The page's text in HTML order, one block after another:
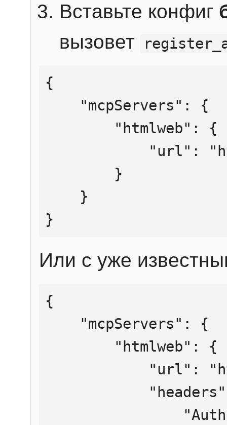
Вставьте конфиг
вызовет
{
}
Или с уже
{